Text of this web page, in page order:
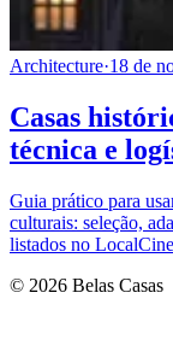
Architecture·18 de
Casas
técnica e
Guia prático para
culturais: seleção,
listados no
© 2026 Belas Casas